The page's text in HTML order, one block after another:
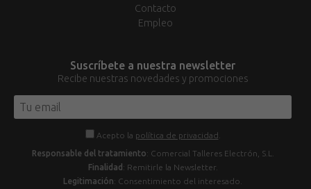
Contacto
Empleo
Suscríbete a nuestra newsletter
Recibe nuestras novedades y promociones
Acepto la política de privacidad
Responsable del tratamiento: Comercial Talleres Electrón, S.L.
Finalidad : Remitirle la Newsletter.
Legitimación: Consentimiento del interesado.